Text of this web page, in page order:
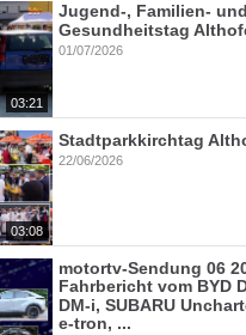
03:21
Jugend-, Familien- und
Gesundheitstag
01/07/2026
03:08
Stadtparkkirchtag
22/06/2026
motortv-Sendung 06
Fahrbericht vom BYD
DM-i, SUBARU
e-tron, ...